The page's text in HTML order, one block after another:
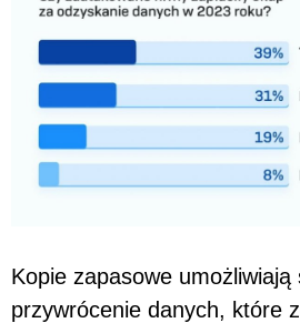
Kopie zapasowe umożliwiają
przywrócenie danych, które